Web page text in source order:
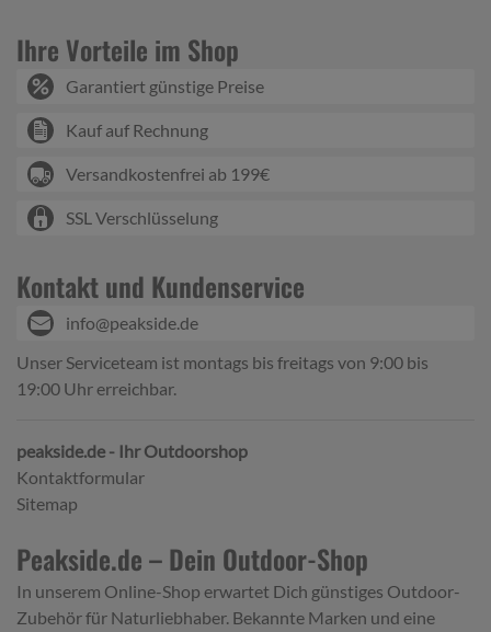
Ihre Vorteile im Shop
Garantiert günstige Preise
Kauf auf Rechnung
Versandkostenfrei ab 199€
SSL Verschlüsselung
Kontakt und Kundenservice
info@peakside.de
Unser Serviceteam ist montags bis freitags von 9:00 bis
19:00 Uhr erreichbar.
peakside.de - Ihr Outdoorshop
Kontaktformular
Sitemap
Peakside.de – Dein Outdoor-Shop
In unserem Online-Shop erwartet Dich günstiges Outdoor-
Zubehör für Naturliebhaber. Bekannte Marken und eine